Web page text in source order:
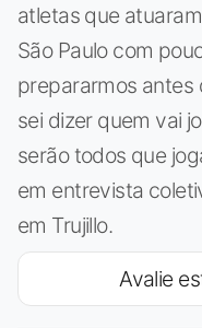
atletas que
São Paulo com
prepararmos antes
sei dizer quem vai
serão todos que
em entrevista
em Trujillo.
Avalie